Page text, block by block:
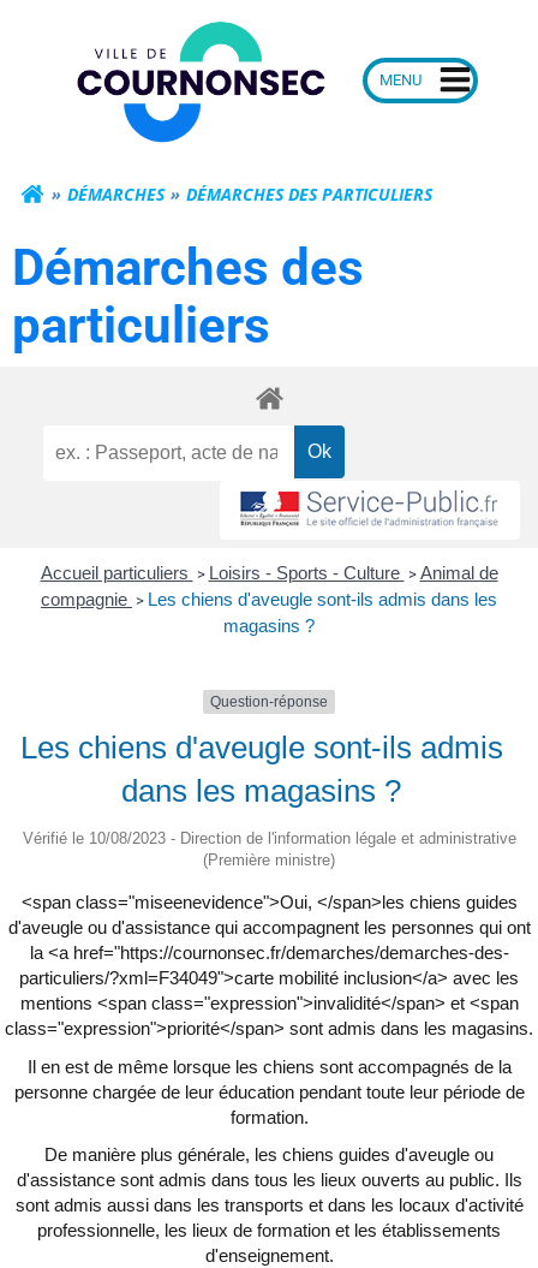
Mairie de
DÉMARCHES DÉMARCHES DES PARTICULIERS
Démarches des
particuliers
Accueil particuliers > Loisirs - Sports - Culture > Animal de
compagnie > Les chiens d'aveugle sont-ils admis dans les
magasins ?
Question-réponse
Les chiens d'aveugle sont-ils admis
dans les magasins ?
Vérifié le 10/08/2023 - Direction de l'information légale et administrative
(Première ministre)
<span class="miseenevidence">Oui, </span>les chiens guides
d'aveugle ou d'assistance qui accompagnent les personnes qui ont
la <a href="https://cournonsec.fr/demarches/demarches-des-
particuliers/?xml=F34049">carte mobilité inclusion</a> avec les
mentions <span class="expression">invalidité</span> et <span
class="expression">priorité</span> sont admis dans les magasins.
Il en est de même lorsque les chiens sont accompagnés de la
personne chargée de leur éducation pendant toute leur période de
formation.
De manière plus générale, les chiens guides d'aveugle ou
d'assistance sont admis dans tous les lieux ouverts au public. Ils
sont admis aussi dans les transports et dans les locaux d'activité
professionnelle, les lieux de formation et les établissements
d'enseignement.